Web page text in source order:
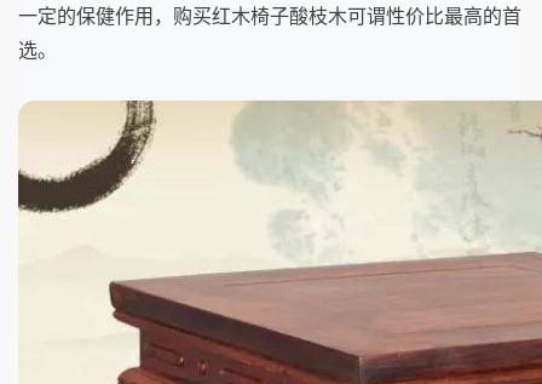
一定的保健作用，购买红木椅子酸枝木可谓性价比最高的首
选。